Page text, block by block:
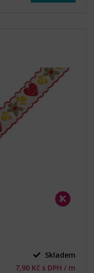
Skladem
7,90 Kč s DPH / m